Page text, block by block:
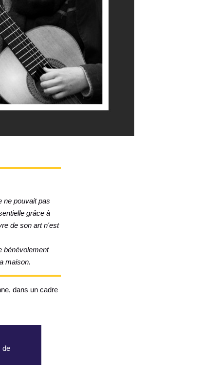
ne pouvait pas
grâce à
de son art n'est
bénévolement
maison.
dans un cadre
de